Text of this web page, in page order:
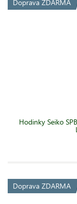
Doprava ZDARMA
Hodinky Seiko
Doprava ZDARMA